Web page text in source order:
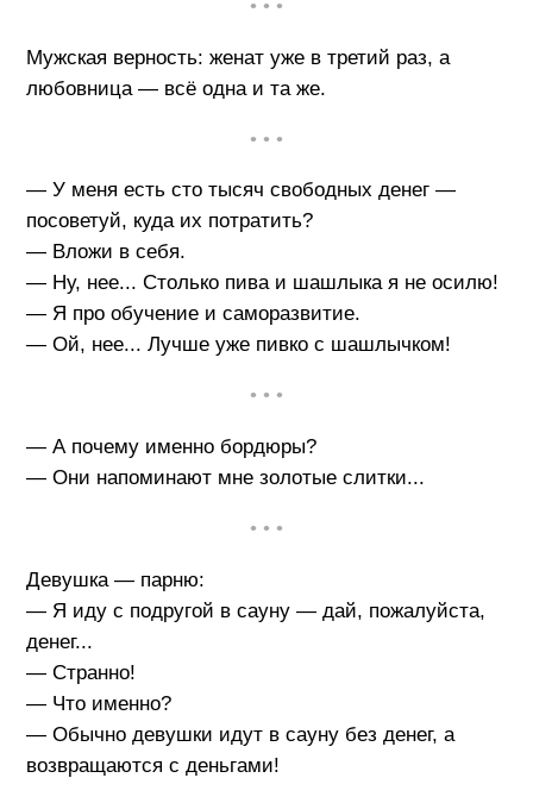
• • •
Мужская верность: женат уже в третий раз, а
любовница — всё одна и та же.
• • •
— У меня есть сто тысяч свободных денег —
посоветуй, куда их потратить?
— Вложи в себя.
— Ну, нее... Столько пива и шашлыка я не осилю!
— Я про обучение и саморазвитие.
— Ой, нее... Лучше уже пивко с шашлычком!
• • •
— А почему именно бордюры?
— Они напоминают мне золотые слитки...
• • •
Девушка — парню:
— Я иду с подругой в сауну — дай, пожалуйста,
денег...
— Странно!
— Что именно?
— Обычно девушки идут в сауну без денег, а
возвращаются с деньгами!